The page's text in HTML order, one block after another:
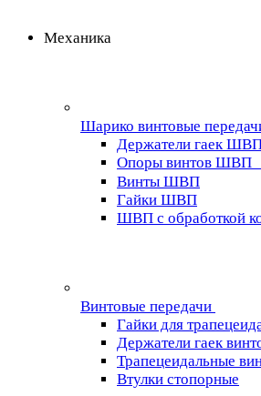
Механика
Шарико винтовые
Держатели гаек
Опоры винтов ШВП
Винты ШВП
Гайки ШВП
ШВП с обработкой
Винтовые передачи
Гайки для
Держатели гаек
Трапецеидальные
Втулки стопорные